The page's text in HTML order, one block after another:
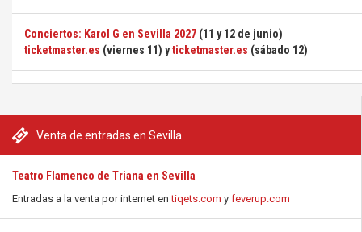
Venta de entradas en Sevilla
Teatro Flamenco de Triana en Sevilla
Entradas a la venta por internet entiqets.com y feverup.com
Conciertos: Karol G en Sevilla 2027 (11 y 12 de junio)
ticketmaster.es (viernes 11) yticketmaster.es (sábado 12)